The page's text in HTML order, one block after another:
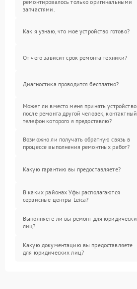
ремонтировалось только оригинальными
запчастями.
Как я узнаю, что мое устройство готово?
От чего зависит срок ремонта техники?
Диагностика проводится бесплатно?
Может ли вместо меня принять устройство
после ремонта другой человек, контактный
телефон которого я предоставлю?
Возможно ли получать обратную связь в
процессе выполнения ремонтных работ?
Какую гарантию вы предоставляете?
В каких районах Уфы располагаются
сервисные центры Leica?
Выполняете ли вы ремонт для
лиц?
Какую документацию вы предоставляете
для юридических лиц?